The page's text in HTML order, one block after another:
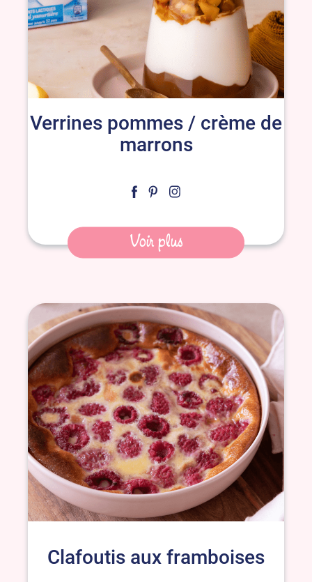
Verrines pommes / crème de
marrons
Voir plus
Clafoutis aux framboises